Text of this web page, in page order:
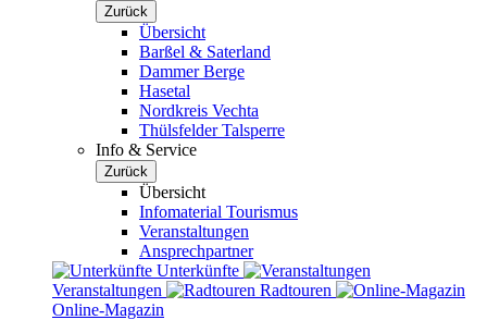
Zurück
Übersicht
Barßel & Saterland
Dammer Berge
Hasetal
Nordkreis Vechta
Thülsfelder Talsperre
Info & Service
Zurück
Übersicht
Infomaterial Tourismus
Veranstaltungen
Ansprechpartner
Unterkünfte
Veranstaltungen
Radtouren
Online-Magazin